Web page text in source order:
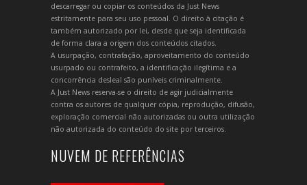
descarregar ou copiar os conteúdos da Just News
estritamente para seu uso pessoal. O direito à citação é
também autorizado por lei, desde que seja identificada
de forma clara a origem dos conteúdos citados.
A usurpação, contrafação, aproveitamento do conteúdo
usurpado ou contrafeito, a identificação ilegítima e a
concorrência desleal são puníveis criminalmente.
A Just News reserva-se o direito de agir judicialmente
contra os autores de qualquer cópia, reprodução, difusão,
exploração comercial não autorizadas ou outra utilização
não autorizada do conteúdo do site por terceiros.
NUVEM DE REFERÊNCIAS